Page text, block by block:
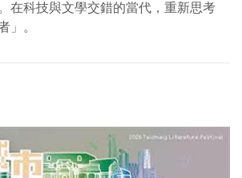
在科技與文學交錯的當代，重新思考
」。